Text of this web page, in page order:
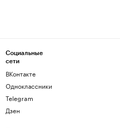
Социальные
сети
ВКонтакте
Одноклассники
Telegram
Дзен